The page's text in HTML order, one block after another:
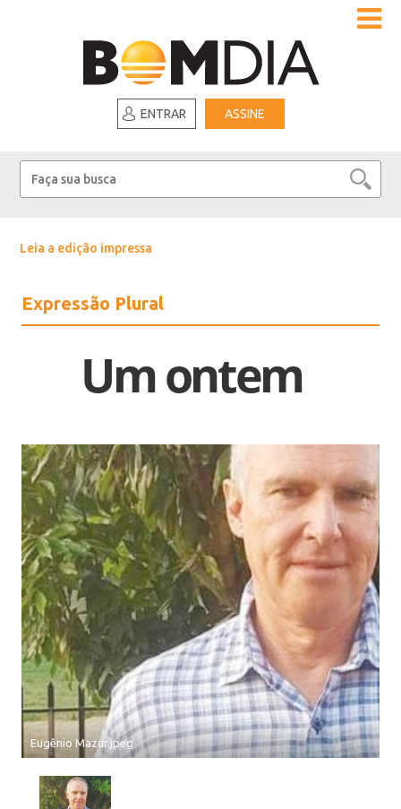
ENTRAR ASSINE
Leia a edição impressa
Expressão Plural
Um ontem
Eugênio Mazur.jpeg